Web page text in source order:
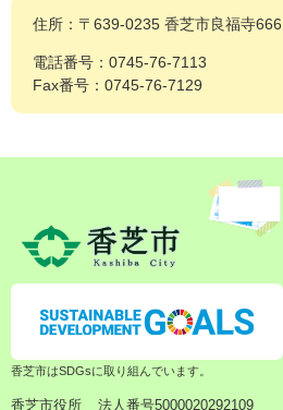
住所：〒639-0235 香芝市良福寺666
電話番号：0745-76-7113
Fax番号：0745-76-7129
香芝市はSDGsに取り組んでいます。
香芝市役所 法人番号5000020292109